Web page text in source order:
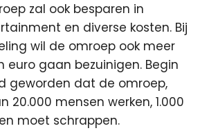
zal ook besparen in
en diverse kosten. Bij
wil de omroep ook meer
euro gaan bezuinigen. Begin
geworden dat de omroep,
20.000 mensen werken, 1.000
moet schrappen.